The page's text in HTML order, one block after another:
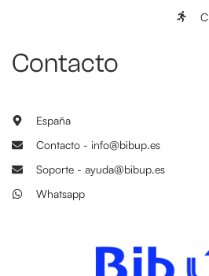
Contacto
España
Contacto - info@bibup.es
Soporte - ayuda@bibup.es
Whatsapp